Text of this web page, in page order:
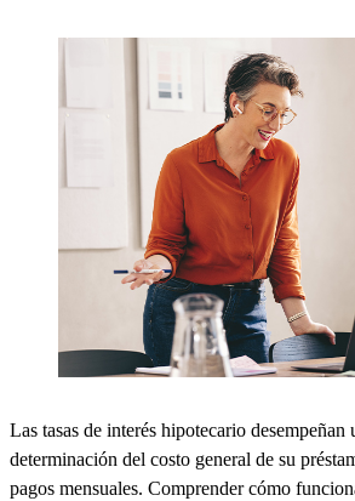
Las tasas de interés hipotecario
determinación del costo general de su
pagos mensuales. Comprender cómo